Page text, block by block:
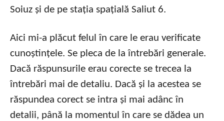
Soiuz și de pe stația spațială Saliut 6.
Aici mi-a plăcut felul în care le erau verificate
cunoștințele. Se pleca de la întrebări generale.
Dacă răspunsurile erau corecte se trecea la
întrebări mai de detaliu. Dacă și la acestea se
răspundea corect se intra și mai adânc în
detalii, până la momentul în care se dădea un